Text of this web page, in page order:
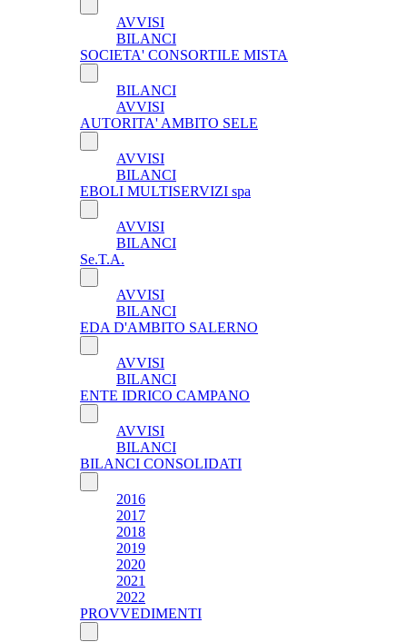
AVVISI
BILANCI
SOCIETA' CONSORTILE MISTA
BILANCI
AVVISI
AUTORITA' AMBITO SELE
AVVISI
BILANCI
EBOLI MULTISERVIZI spa
AVVISI
BILANCI
Se.T.A.
AVVISI
BILANCI
EDA D'AMBITO SALERNO
AVVISI
BILANCI
ENTE IDRICO CAMPANO
AVVISI
BILANCI
BILANCI CONSOLIDATI
2016
2017
2018
2019
2020
2021
2022
PROVVEDIMENTI